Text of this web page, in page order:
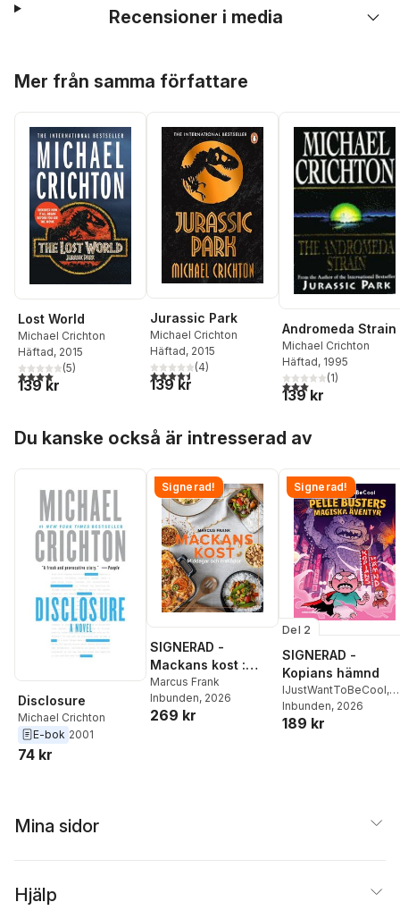
Recensioner i media
Mer från samma författare
Lost World
Michael Crichton
Häftad, 2015
4,0utav 5 stjärnor. Totalt antal röster:
(5)
139 kr
Jurassic Park
Michael Crichton
Häftad, 2015
4,5utav 5 stjärnor. Totalt antal röster:
(4)
139 kr
Andromeda Strain
Michael Crichton
Häftad, 1995
3,0utav 5 stjärnor.
(1)
139 kr
Du kanske också är intresserad av
Disclosure
Michael Crichton
E-bok 2001
74 kr
Signerad!
SIGNERAD -
Mackans kost :
Middagar och
matlådor
Marcus Frank
Inbunden, 2026
269 kr
Signerad!
Del 2
SIGNERAD -
Kopians hämnd
IJustWantToBeCool,
Joel Adolphson
Ejdemo Beer
Inbunden, 2026
189 kr
Mina sidor
Hjälp